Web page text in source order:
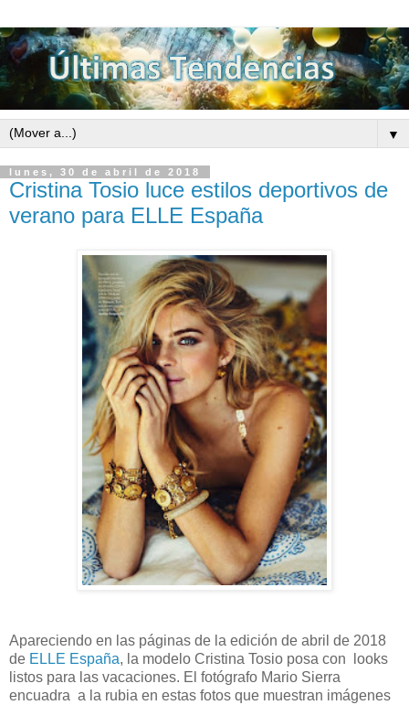
▼
lunes, 30 de abril de 2018
Cristina Tosio luce estilos deportivos de
verano para ELLE España
Apareciendo en las páginas de la edición de abril de 2018
de ELLE España, la modelo Cristina Tosio posa con looks
listos para las vacaciones. El fotógrafo Mario Sierra
encuadra a la rubia en estas fotos que muestran imágenes